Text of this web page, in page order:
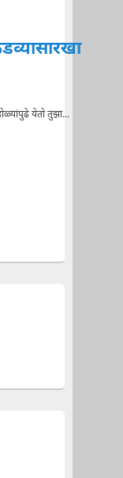
येतो तुझा...